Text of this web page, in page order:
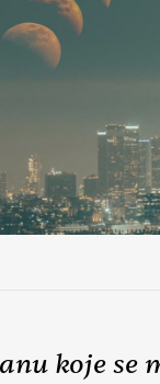
koje se